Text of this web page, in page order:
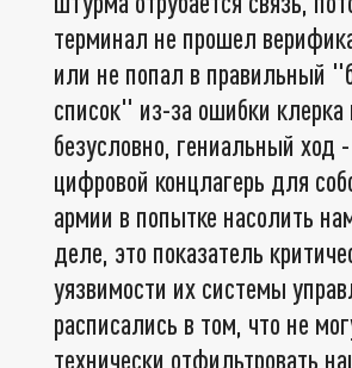
терминал не прошел
или не попал в правильный
список" из-за ошибки клерка
безусловно, гениальный ход
цифровой концлагерь для
армии в попытке насолить
деле, это показатель
уязвимости их системы
расписались в том, что не
технически отфильтровать